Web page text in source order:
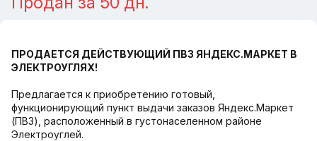
ПРОДАЕТСЯ ДЕЙСТВУЮЩИЙ ПВЗ ЯНДЕКС.МАРКЕТ В
ЭЛЕКТРОУГЛЯХ!
Предлагается к приобретению готовый,
функционирующий пункт выдачи заказов Яндекс.Маркет
(ПВЗ), расположенный в густонаселенном районе
Электроуглей.